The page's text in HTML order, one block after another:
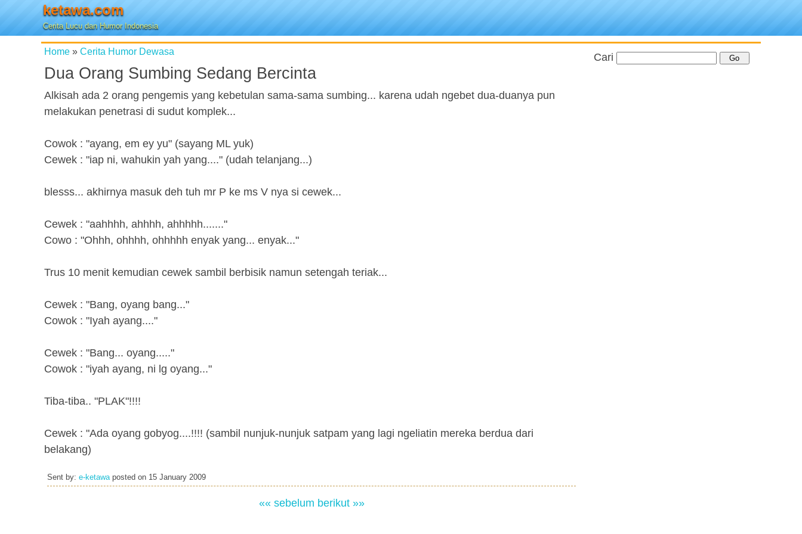
ketawa.com
Cerita Lucu dan Humor Indonesia
Home » Cerita Humor Dewasa
Dua Orang Sumbing Sedang Bercinta
Alkisah ada 2 orang pengemis yang kebetulan sama-sama sumbing... karena udah ngebet dua-duanya pun
melakukan penetrasi di sudut komplek...
Cowok : "ayang, em ey yu" (sayang ML yuk)
Cewek : "iap ni, wahukin yah yang...." (udah telanjang...)
blesss... akhirnya masuk deh tuh mr P ke ms V nya si cewek...
Cewek : "aahhhh, ahhhh, ahhhhh......."
Cowo : "Ohhh, ohhhh, ohhhhh enyak yang... enyak..."
Trus 10 menit kemudian cewek sambil berbisik namun setengah teriak...
Cewek : "Bang, oyang bang..."
Cowok : "Iyah ayang...."
Cewek : "Bang... oyang....."
Cowok : "iyah ayang, ni lg oyang..."
Tiba-tiba.. "PLAK"!!!!
Cewek : "Ada oyang gobyog....!!!! (sambil nunjuk-nunjuk satpam yang lagi ngeliatin mereka berdua dari
belakang)
Sent by: e-ketawaposted on 15 January 2009
«« sebelum berikut »»
Cari